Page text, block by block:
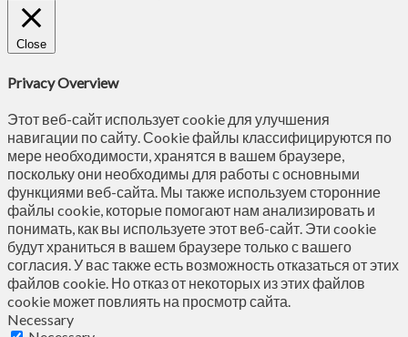
Close
Privacy Overview
Этот веб-сайт использует cookie для улучшения
навигации по сайту. Сookie файлы классифицируются по
мере необходимости, хранятся в вашем браузере,
поскольку они необходимы для работы с основными
функциями веб-сайта. Мы также используем сторонние
файлы cookie, которые помогают нам анализировать и
понимать, как вы используете этот веб-сайт. Эти cookie
будут храниться в вашем браузере только с вашего
согласия. У вас также есть возможность отказаться от этих
файлов cookie. Но отказ от некоторых из этих файлов
cookie может повлиять на просмотр сайта.
Necessary